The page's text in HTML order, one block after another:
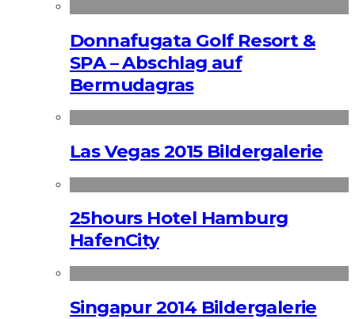
Donnafugata Golf Resort &
SPA – Abschlag auf
Bermudagras
Las Vegas 2015 Bildergalerie
25hours Hotel Hamburg
HafenCity
Singapur 2014 Bildergalerie